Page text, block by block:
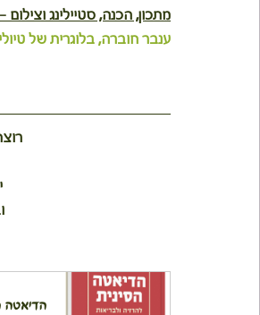
מתכון, הכנה, סטיילינג וצילום -
ענבר חוברה, בלוגרית של
הדיאטה